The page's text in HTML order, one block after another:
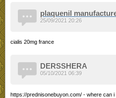
plaquenil
cialis 20mg france
25/09/2021 20:26
DERSSHERA
https://prednisonebuyon.com/ - where can
05/10/2021 06:39